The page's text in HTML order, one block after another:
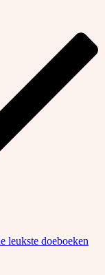
leukste doeboeken